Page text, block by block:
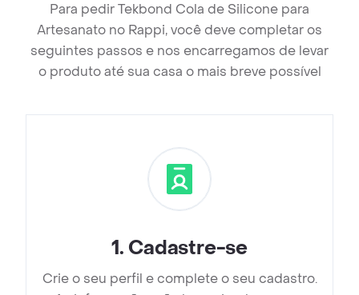
Para pedir Tekbond Cola de Silicone para
Artesanato no Rappi, você deve completar os
seguintes passos e nos encarregamos de levar
o produto até sua casa o mais breve possível
1. Cadastre-se
Crie o seu perfil e complete o seu cadastro.